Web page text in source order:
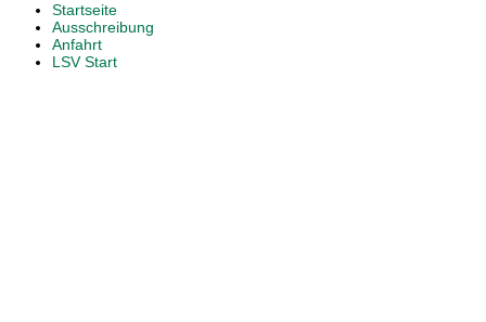
Startseite
Ausschreibung
Anfahrt
LSV Start